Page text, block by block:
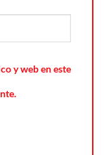
y web en este